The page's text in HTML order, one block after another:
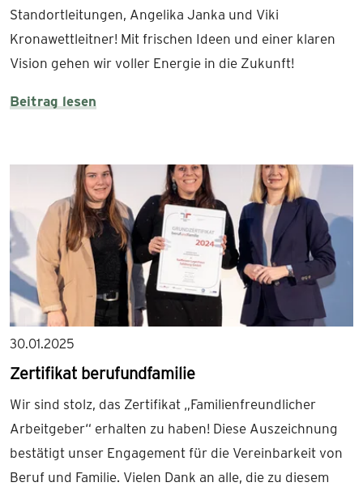
Standortleitungen, Angelika Janka und Viki
Kronawettleitner! Mit frischen Ideen und einer klaren
Vision gehen wir voller Energie in die Zukunft!
Beitrag lesen
30.01.2025
Zertifikat berufundfamilie
Wir sind stolz, das Zertifikat „Familienfreundlicher
Arbeitgeber“ erhalten zu haben! Diese Auszeichnung
bestätigt unser Engagement für die Vereinbarkeit von
Beruf und Familie. Vielen Dank an alle, die zu diesem